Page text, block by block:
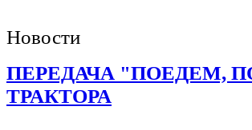
Новости
ПЕРЕДАЧА "ПОЕДЕМ,
ТРАКТОРА